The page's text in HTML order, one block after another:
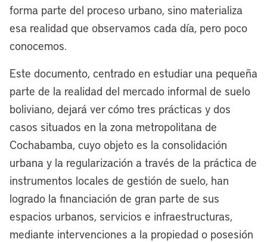
forma parte del proceso urbano, sino materializa
esa realidad que observamos cada día, pero poco
conocemos.
Este documento, centrado en estudiar una pequeña
parte de la realidad del mercado informal de suelo
boliviano, dejará ver cómo tres prácticas y dos
casos situados en la zona metropolitana de
Cochabamba, cuyo objeto es la consolidación
urbana y la regularización a través de la práctica de
instrumentos locales de gestión de suelo, han
logrado la financiación de gran parte de sus
espacios urbanos, servicios e infraestructuras,
mediante intervenciones a la propiedad o posesión